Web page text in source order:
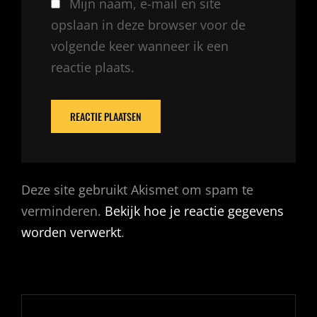
opslaan in deze browser voor de
volgende keer wanneer ik een
reactie plaats.
Deze site gebruikt Akismet om spam te
verminderen. Bekijk hoe je reactie gegevens
worden verwerkt.